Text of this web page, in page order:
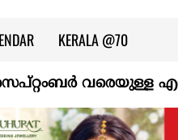
KERALA @70
വരെയുള്ള എൽഎൻജി